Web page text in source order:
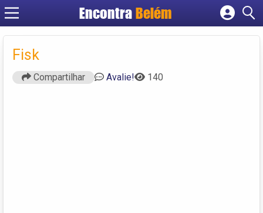
EncontraBelém
Cadastrar empresa
Fisk
Compartilhar Avalie! 140